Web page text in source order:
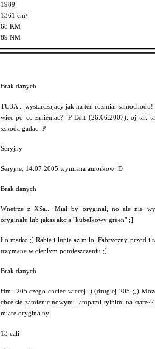
1989
1361 cm³
68 KM
89 NM
Brak danych
TU3A ...wystarczajacy jak na ten rozmiar
wiec po co zmieniac? :P Edit (26.06.2007): oj tak
szkoda gadac :P
Seryjny
Seryjne, 14.07.2005 wymiana amorkow :D
Brak danych
Wnetrze z XSa... Mial by oryginal, no ale nie
oryginalu lub jakas akcja "kubelkowy green" ;]
Ło matko ;] Rabie i łupie az milo. Fabryczny przod i
trzymane w cieplym pomieszczeniu ;]
Brak danych
Hm...205 czego chciec wiecej ;) (drugiej 205 ;])
chce sie zamienic nowymi lampami tylnimi na
miare oryginalny.
13 cali